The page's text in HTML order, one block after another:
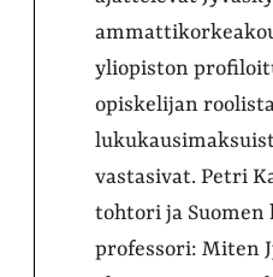
yliopiston
opiskelijan
vastasivat. Petri
tohtori ja Suomen
professori: Miten